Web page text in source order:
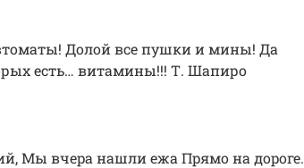
Долой все пушки и мины! Да
есть… витамины!!! Т. Шапиро
Мы вчеpа нашли ежа Пpямо на доpоге.